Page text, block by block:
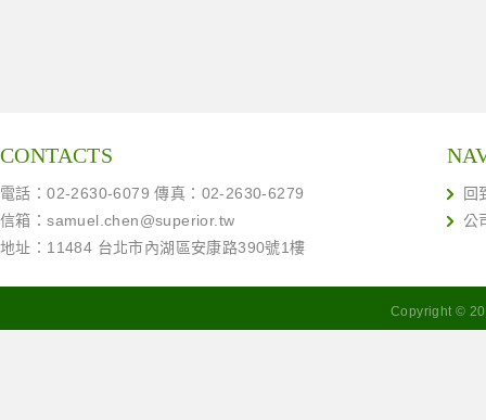
CONTACTS
電話：02-2630-6079 傳真：02-2630-6279
信箱：samuel.chen@superior.tw
地址：11484 台北市內湖區安康路390號1樓
回
公
Copyright ©